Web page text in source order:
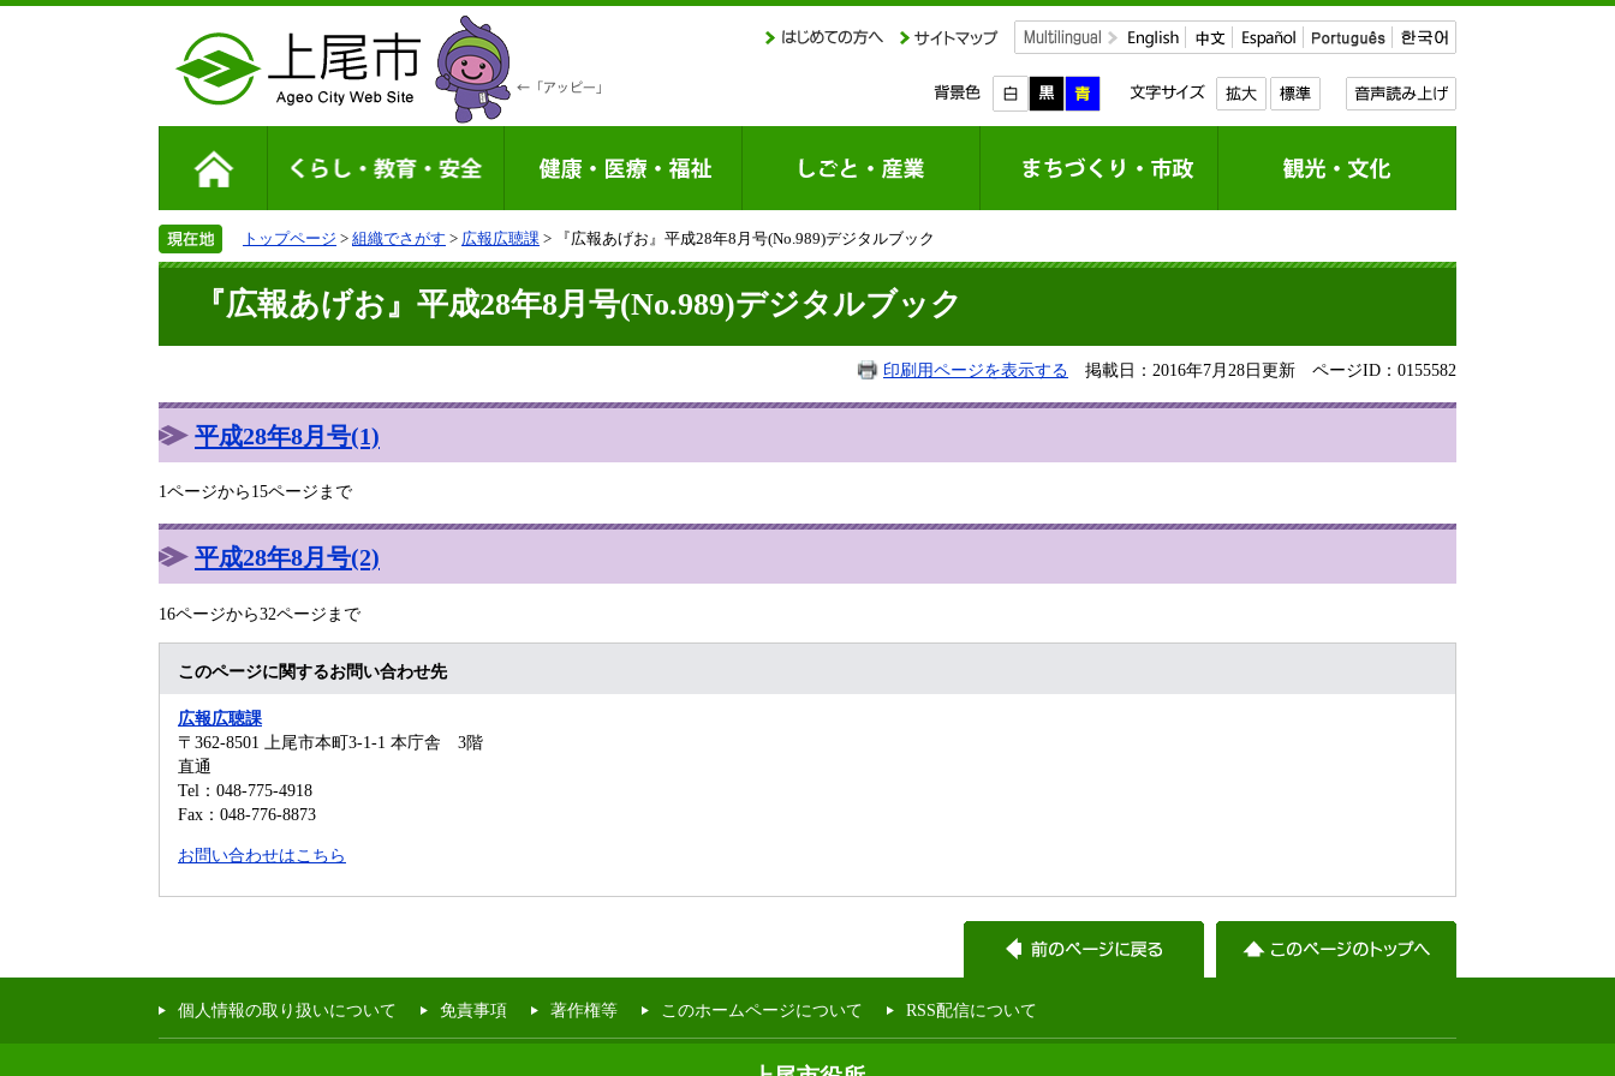
トップページ > 組織でさがす > 広報広聴課 > 『広報あげお』平成28年8月号(No.989)デジタルブック
『広報あげお』平成28年8月号(No.989)デジタルブック
印刷用ページを表示する 掲載日：2016年7月28日更新 ページID：0155582
平成28年8月号(1)
1ページから15ページまで
平成28年8月号(2)
16ページから32ページまで
このページに関するお問い合わせ先
広報広聴課
〒362-8501
上尾市本町3-1-1 本庁舎 3階
直通
Tel：048-775-4918
Fax：048-776-8873
お問い合わせはこちら
個人情報の取り扱いについて 免責事項 著作権等 このホームページについて RSS配信について